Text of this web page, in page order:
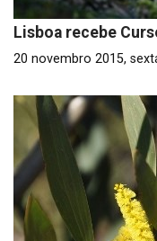
Lisboa recebe
20 novembro 2015,